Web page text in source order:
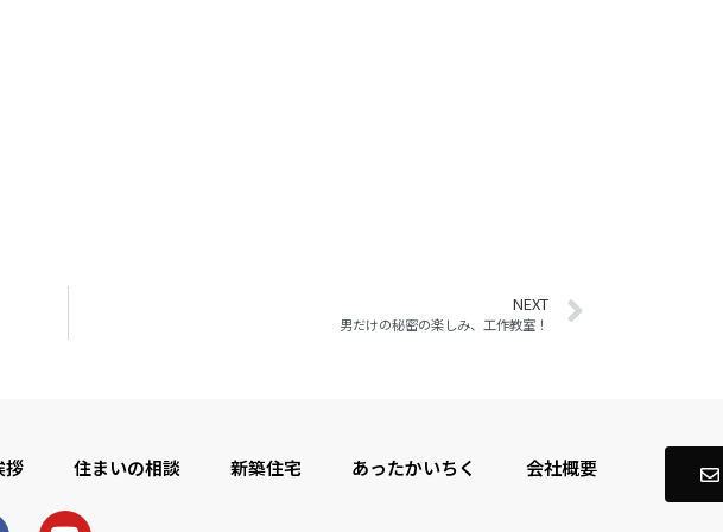
NEXT
男だけの秘密の楽しみ、工作教室！
拶 住まいの相談 新築住宅 あったかいちく 会社概要